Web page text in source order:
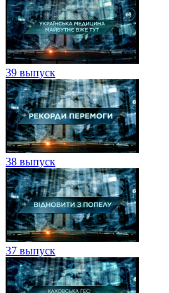
39 выпуск
38 выпуск
37 выпуск